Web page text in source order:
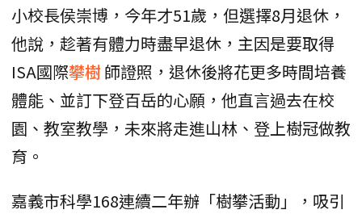
小校長侯崇博，今年才51歲，但選擇8月退休，
他說，趁著有體力時盡早退休，主因是要取得
ISA國際攀樹師證照，退休後將花更多時間培養
體能、並訂下登百岳的心願，他直言過去在校
園、教室教學，未來將走進山林、登上樹冠做教
育。
嘉義市科學168連續二年辦「樹攀活動」，吸引